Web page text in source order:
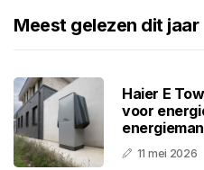
Meest gelezen dit jaar
Haier E
voor
11 mei 2026